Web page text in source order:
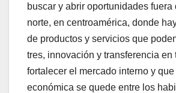
buscar y abrir oportunidades fuera
norte, en centroamérica, donde
de productos y servicios que
tres, innovación y transferencia en
fortalecer el mercado interno y
económica se quede entre los